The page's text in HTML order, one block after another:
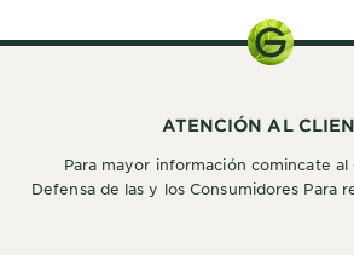
ATENCIÓN AL
Para mayor información comincate
Defensa de las y los Consumidores Para